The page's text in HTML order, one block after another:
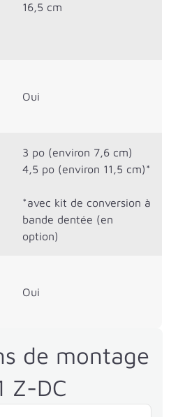
16,5 cm
Oui
3 po (environ 7,6 cm)
4,5 po (environ 11,5 cm)*
*avec kit de conversion à
bande dentée (en
option)
Oui
de montage
Z-DC